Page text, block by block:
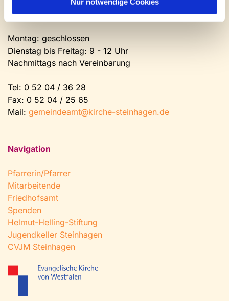
Gemeinde- und Friedhofsamt
Montag: geschlossen
Dienstag bis Freitag: 9 - 12 Uhr
Nachmittags nach Vereinbarung
Tel: 0 52 04 / 36 28
Fax: 0 52 04 / 25 65
Mail: gemeindeamt@kirche-steinhagen.de
Navigation
Pfarrerin/Pfarrer
Mitarbeitende
Friedhofsamt
Spenden
Helmut-Helling-Stiftung
Jugendkeller Steinhagen
CVJM Steinhagen